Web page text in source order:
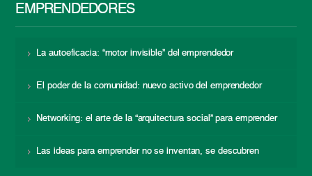
EMPRENDEDORES
La autoeficacia: “motor invisible” del emprendedor
El poder de la comunidad: nuevo activo del emprendedor
Networking: el arte de la “arquitectura social” para emprender
Las ideas para emprender no se inventan, se descubren